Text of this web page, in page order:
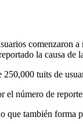
comenzaron
la causa de
tuits de
número de
que también forma